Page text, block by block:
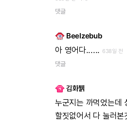
댓글
Beelzebub
아 영어다...... 638일 전
댓글
김화뷁
누군지는 까먹었는데
할짓없어서 다 눌러본